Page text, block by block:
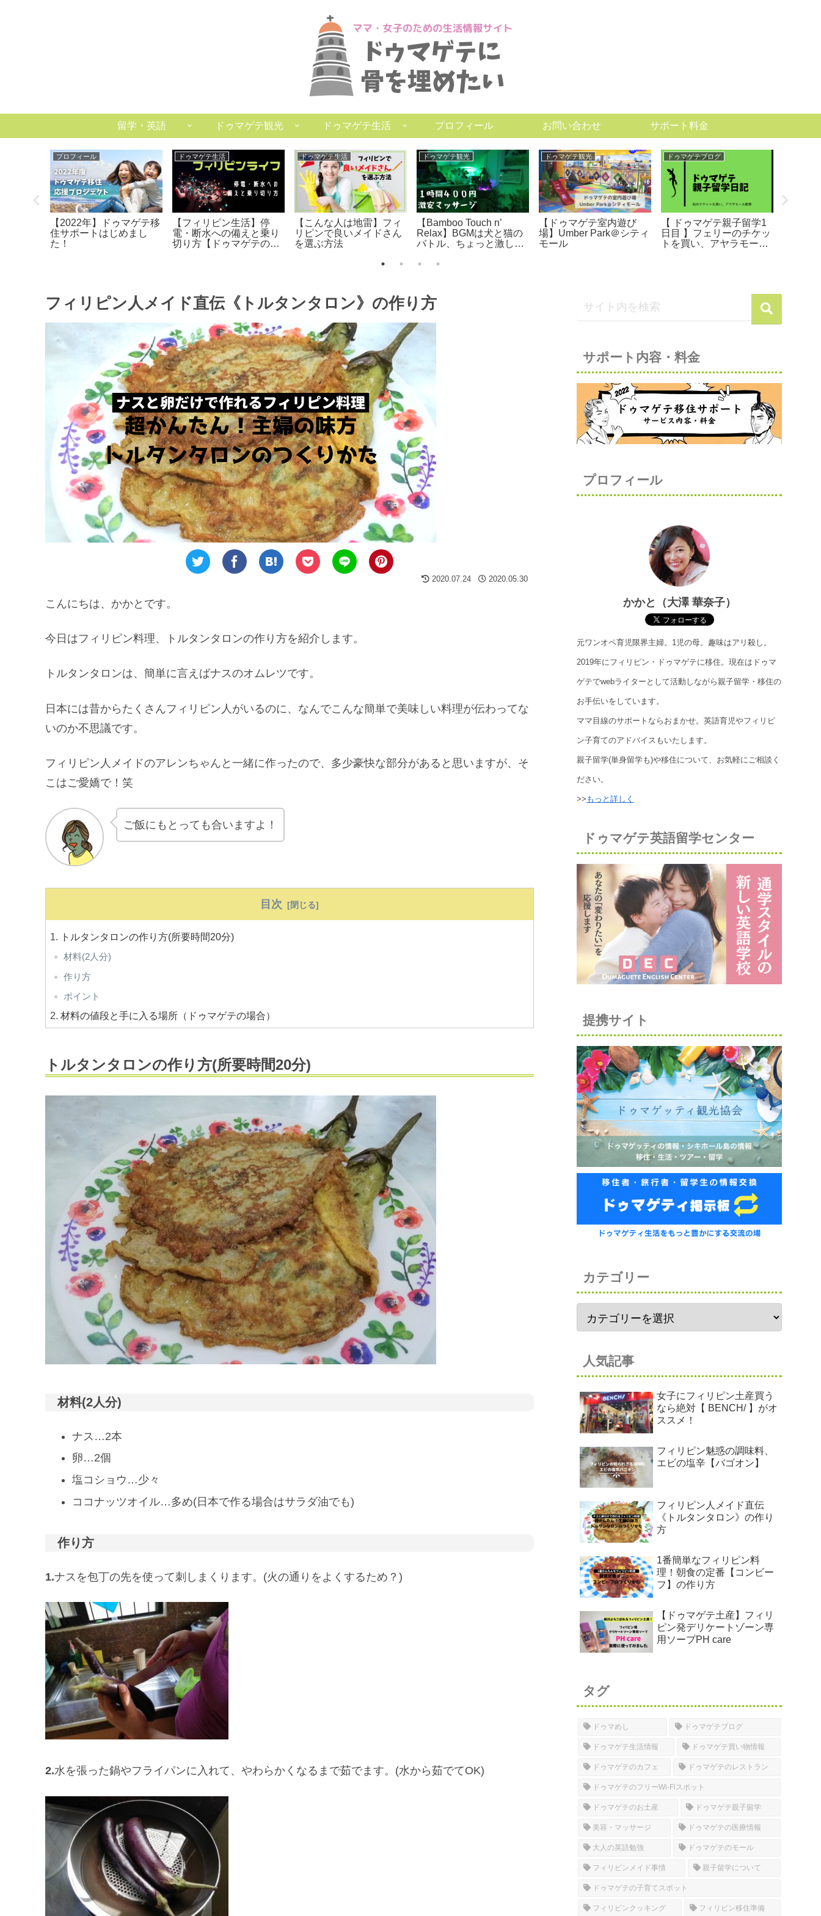
留学・英語 ドゥマゲテ観光 ドゥマゲテ生活 プロフィール お問い合わせ サポート料金
プロフィール
【2022年】ドゥマゲテ移
住サポートはじめまし
た！
ドゥマゲテ生活
【フィリピン生活】停
電・断水への備えと乗り
切り方【ドゥマゲテのラ
ドゥマゲテ生活
【こんな人は地雷】フィ
リピンで良いメイドさん
を選ぶ方法
ドゥマゲテ観光
【Bamboo Touch n’
Relax】BGMは犬と猫の
バトル、ちょっと激し
サージのお店【ドゥマゲ
ドゥマゲテ観光
【ドゥマゲテ室内遊び
場】Umber Park＠シティ
モール
ドゥマゲテブログ
【 ドゥマゲテ親子留学1
日目 】フェリーのチケッ
トを買い、アヤラモール
フィリピン人メイド直伝《トルタンタロン》の作り方
2020.07.24 2020.05.30
こんにちは、かかとです。
今日はフィリピン料理、トルタンタロンの作り方を紹介します。
トルタンタロンは、簡単に言えばナスのオムレツです。
日本には昔からたくさんフィリピン人がいるのに、なんでこんな簡単で美味しい料理が伝わってな
いのか不思議です。
フィリピン人メイドのアレンちゃんと一緒に作ったので、多少豪快な部分があると思いますが、そ
こはご愛嬌で！笑
ご飯にもとっても合いますよ！
目次
トルタンタロンの作り方(所要時間20分)
材料(2人分)
作り方
ポイント
材料の値段と手に入る場所（ドゥマゲテの場合）
トルタンタロンの作り方(所要時間20分)
材料(2人分)
ナス…2本
卵…2個
塩コショウ…少々
ココナッツオイル…多め(日本で作る場合はサラダ油でも)
作り方
1.ナスを包丁の先を使って刺しまくります。(火の通りをよくするため？)
2.水を張った鍋やフライパンに入れて、やわらかくなるまで茹でます。(水から茹でてOK)
サポート内容・料金
プロフィール
かかと（大澤 華奈子）
元ワンオペ育児限界主婦。1児の母。趣味はアリ殺し。
2019年にフィリピン・ドゥマゲテに移住。 現在はドゥマ
ゲテでwebライターとして活動しながら親子留学・移住の
お手伝いをしています。
ママ目線のサポートならおまかせ。英語育児やフィリピ
ン子育てのアドバイスもいたします。
親子留学(単身留学も)や移住について、お気軽にご相談く
ださい。
>> もっと詳しく
ドゥマゲテ英語留学センター
提携サイト
カテゴリー
人気記事
女子にフィリピン土産買う
なら絶対【 BENCH/ 】がオ
ススメ！
フィリピン魅惑の調味料、
エビの塩辛【バゴオン】
フィリピン人メイド直伝
《トルタンタロン》の作り
方
1番簡単なフィリピン料
理！朝食の定番【コンビー
フ】の作り方
【ドゥマゲテ土産】フィリ
ピン発デリケートゾーン専
用ソープPH care
タグ
ドゥマめし ドゥマゲテブログ
ドゥマゲテ生活情報 ドゥマゲテ買い物情報
ドゥマゲテのカフェ ドゥマゲテのレストラン
ドゥマゲテのフリーWi-Fiスポット
ドゥマゲテのお土産 ドゥマゲテ親子留学
美容・マッサージ ドゥマゲテの医療情報
大人の英語勉強 ドゥマゲテのモール
フィリピンメイド事情 親子留学について
ドゥマゲテの子育てスポット
フィリピンクッキング フィリピン移住準備